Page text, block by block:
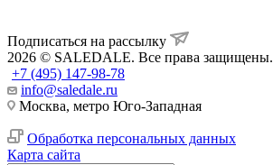
Подписаться на рассылку
2026 © SALEDALE. Все права защищены.
+7 (495) 147-98-78
info@saledale.ru
Москва, метро Юго-Западная
Обработка персональных данных
Карта сайта